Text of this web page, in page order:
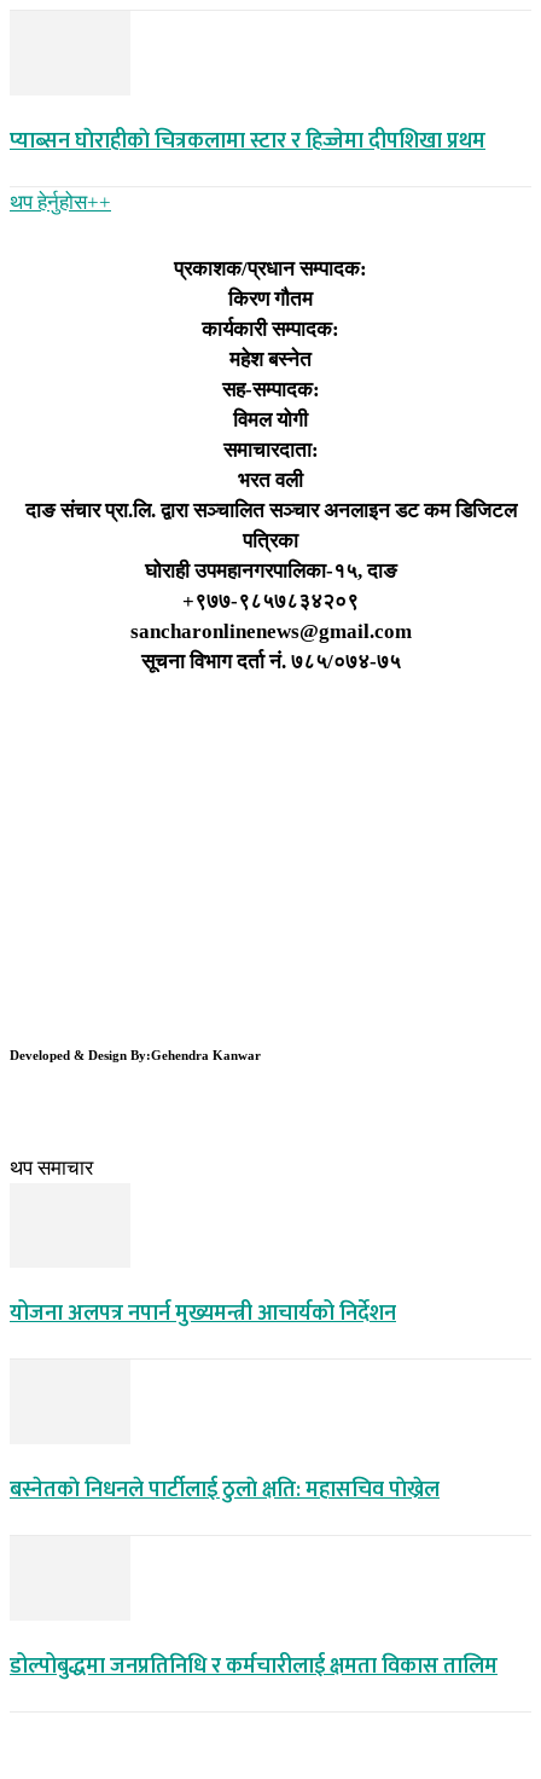
प्याब्सन घाेराहीकाे चित्रकलामा स्टार र हिज्जेमा दीपशिखा प्रथम
थप हेर्नुहोस‌++
प्रकाशक/प्रधान सम्पादक:
किरण गौतम
कार्यकारी सम्पादक:
महेश बस्नेत
सह-सम्पादक:
विमल योगी
समाचारदाता:
भरत वली
दाङ संचार प्रा.लि. द्वारा सञ्चालित सञ्चार अनलाइन डट कम डिजिटल
पत्रिका
घोराही उपमहानगरपालिका-१५, दाङ
+९७७-९८५७८३४२०९
sancharonlinenews@gmail.com
सूचना विभाग दर्ता न‌ं. ७८५/०७४-७५
Developed & Design By:Gehendra Kanwar
थप समाचार
योजना अलपत्र नपार्न मुख्यमन्त्री आचार्यको निर्देशन
बस्नेतकाे निधनले पार्टीलाई ठुलाे क्षति: महासचिव पाेख्रेल
डोल्पोबुद्धमा जनप्रतिनिधि र कर्मचारीलाई क्षमता विकास तालिम